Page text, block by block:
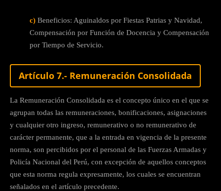
c) Beneficios: Aguinaldos por Fiestas Patrias y Navidad,
Compensación por Función de Docencia y Compensación
por Tiempo de Servicio.
Artículo 7.- Remuneración Consolidada
La Remuneración Consolidada es el concepto único en el que se
agrupan todas las remuneraciones, bonificaciones, asignaciones
y cualquier otro ingreso, remunerativo o no remunerativo de
carácter permanente, que a la entrada en vigencia de la presente
norma, son percibidos por el personal de las Fuerzas Armadas y
Policía Nacional del Perú, con excepción de aquellos conceptos
que esta norma regula expresamente, los cuales se encuentran
señalados en el artículo precedente.